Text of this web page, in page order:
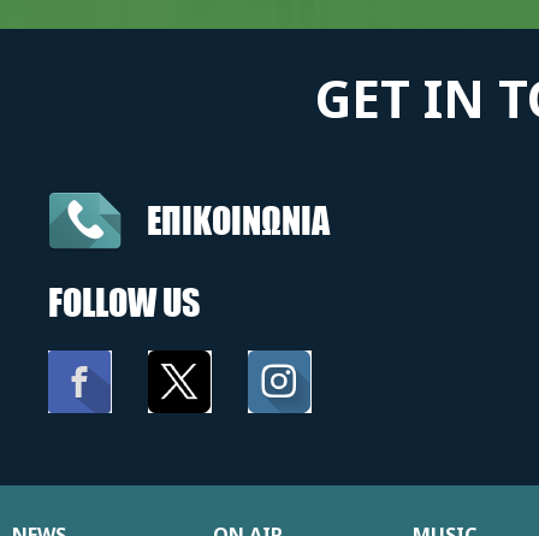
GET IN
ΕΠΙΚΟΙΝΩΝΙΑ
FOLLOW US